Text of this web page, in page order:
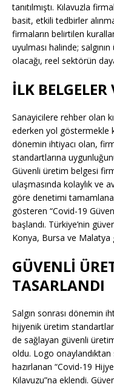
tanıtılmıştı. Kılavuzla
basit, etkili tedbirler
firmaların belirtilen
uyulması halinde;
olacağı, reel sektörün
İLK BELGELER
Sanayicilere rehber olan
ederken yol göstermekle
dönemin ihtiyacı olan,
standartlarına
Güvenli üretim belgesi
ulaşmasında kolaylık ve
göre denetimi
gösteren “Covid-19
başlandı. Türkiye’nin
Konya, Bursa ve Malatya
GÜVENLİ
TASARLANDI
Salgın sonrası dönemin
hijyenik üretim
de sağlayan güvenli
oldu. Logo onaylandıktan
hazırlanan “Covid-19
Kılavuzu”na eklendi.